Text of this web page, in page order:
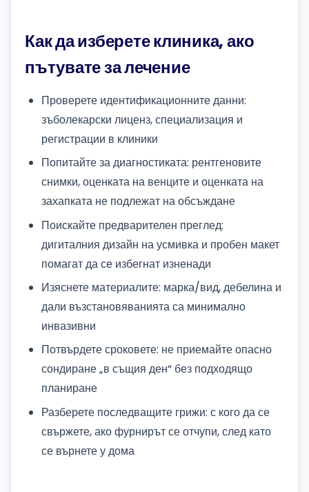
Как да изберете клиника, ако
пътувате за лечение
Проверете идентификационните данни:
зъболекарски лиценз, специализация и
регистрации в клиники
Попитайте за диагностиката: рентгеновите
снимки, оценката на венците и оценката на
захапката не подлежат на обсъждане
Поискайте предварителен преглед:
дигиталния дизайн на усмивка и пробен макет
помагат да се избегнат изненади
Изяснете материалите: марка/вид, дебелина и
дали възстановяванията са минимално
инвазивни
Потвърдете сроковете: не приемайте опасно
сондиране „в същия ден“ без подходящо
планиране
Разберете последващите грижи: с кого да се
свържете, ако фурнирът се отчупи, след като
се върнете у дома